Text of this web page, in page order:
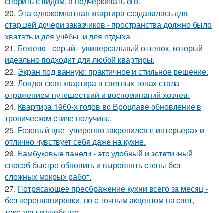
20. Эта однокомнатная квартира создавалась для
старшей дочери заказчиков - пространства должно было
хватать и для учёбы, и для отдыха.
21. Бежево - серый - универсальный оттенок, который
идеально подходит для любой квартиры.
22. Экран под ванную: практичное и стильное решение.
23. Лондонская квартира в светлых тонах стала
отражением путешествий и воспоминаний хозяев.
24. Квартира 1960-х годов во Вроцлаве обновление в
тропическом стиле получила.
25. Розовый цвет уверенно закрепился в интерьерах и
отлично чувствует себя даже на кухне.
26. Бамбуковые панели - это удобный и эстетичный
способ быстро обновить и выровнять стены без
сложных мокрых работ.
27. Потрясающее преображение кухни всего за месяц -
без перепланировки, но с точным акцентом на свет,